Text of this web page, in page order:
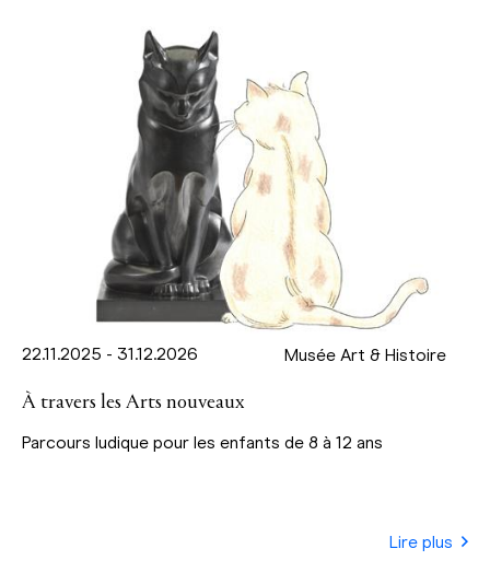
22.11.2025 - 31.12.2026 Musée Art & Histoire
À travers les Arts nouveaux
Parcours ludique pour les enfants de 8 à 12 ans
Lire plus